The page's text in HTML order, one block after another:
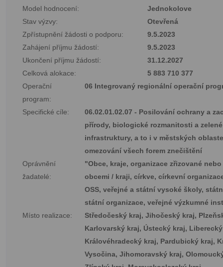
Model hodnocení:
Jednokolove
Stav výzvy:
Otevřená
Zpřístupnění žádosti o podporu:
9.5.2023
Zahájení příjmu žádostí:
9.5.2023
Ukončení příjmu žádostí:
31.12.2027
Celková alokace:
5 883 710 377
Operační
program:
06 Integrovaný regionální operační
Specifické cíle:
06.02.01.02.07 - Posilování ochrany a
přírody, biologické rozmanitosti a zelené
infrastruktury, a to i v městských
omezování všech forem znečištění
Oprávnění
žadatelé:
"Obce, kraje, organizace zřizované
obcemi / kraji, církve, církevní
OSS, veřejné a státní vysoké školy,
státní organizace, veřejné výzkumné
Místo realizace:
Středočeský kraj, Jihočeský kraj,
Karlovarský kraj, Ústecký kraj,
Královéhradecký kraj, Pardubický kraj,
Vysočina, Jihomoravský kraj,